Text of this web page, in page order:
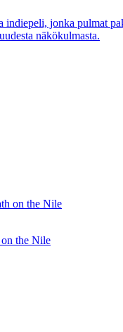
indiepeli, jonka pulmat
näkökulmasta.
the Nile